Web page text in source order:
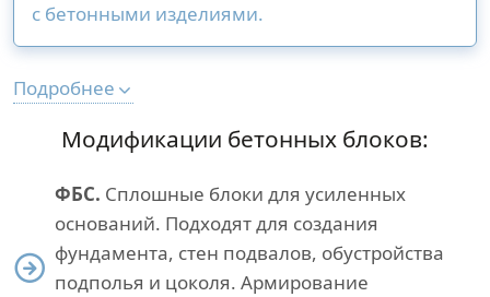
с бетонными изделиями.
Подробнее
Модификации бетонных блоков:
ФБС. Сплошные блоки для усиленных
оснований. Подходят для создания
фундамента, стен подвалов, обустройства
подполья и цоколя. Армирование